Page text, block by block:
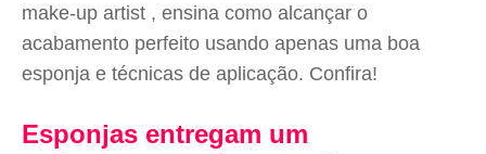
make-up artist , ensina como alcançar o
acabamento perfeito usando apenas uma boa
esponja e técnicas de aplicação. Confira!
Esponjas entregam um